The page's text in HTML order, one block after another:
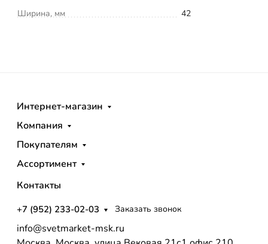
Ширина, мм
42
Интернет-магазин
Компания
Покупателям
Ассортимент
Контакты
+7 (952) 233-02-03 Заказать звонок
info@svetmarket-msk.ru